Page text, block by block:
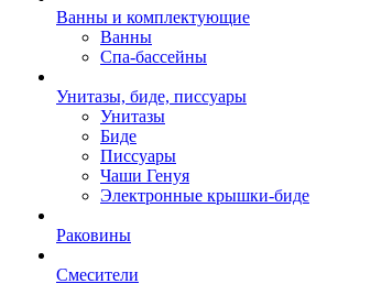
Ванны и комплектующие
Ванны
Спа-бассейны
Унитазы, биде, писсуары
Унитазы
Биде
Писсуары
Чаши Генуя
Электронные крышки-биде
Раковины
Смесители